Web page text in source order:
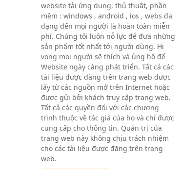
website tải ứng dụng, thủ thuật, phần
mềm : windows , android , ios , webs đa
dạng đến mọi người là hoàn toàn miễn
phí. Chúng tôi luôn nỗ lực để đưa những
sản phẩm tốt nhất tới người dùng. Hi
vọng mọi người sẽ thích và ủng hộ để
Website ngày càng phát triển. Tất cả các
tài liệu được đăng trên trang web được
lấy từ các nguồn mở trên Internet hoặc
được gửi bởi khách truy cập trang web.
Tất cả các quyền đối với các chương
trình thuộc về tác giả của họ và chỉ được
cung cấp cho thông tin. Quản trị của
trang web này không chịu trách nhiệm
cho các tài liệu được đăng trên trang
web.